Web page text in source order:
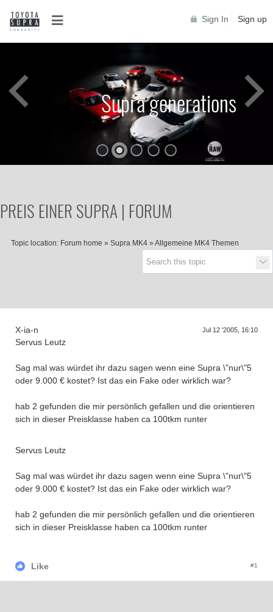
Sign In Sign up
Supra generations
Supra generations
PREIS EINER SUPRA | FORUM
Topic location: Forum home » Supra MK4 » Allgemeine MK4 Themen
X-ia-n Jul 12 '2005, 16:10
Servus Leutz
Sag mal was würdet ihr dazu sagen wenn eine Supra \"nur\"5
oder 9.000 € kostet? Ist das ein Fake oder wirklich war?
hab 2 gefunden die mir persönlich gefallen und die orientieren
sich in dieser Preisklasse haben ca 100tkm runter
Servus Leutz
Sag mal was würdet ihr dazu sagen wenn eine Supra \"nur\"5
oder 9.000 € kostet? Ist das ein Fake oder wirklich war?
hab 2 gefunden die mir persönlich gefallen und die orientieren
sich in dieser Preisklasse haben ca 100tkm runter
Like #1